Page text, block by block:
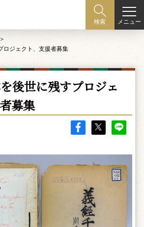
検索 メニュー
ロジェクト、支援者募集
後世に残すプロジェ
募集